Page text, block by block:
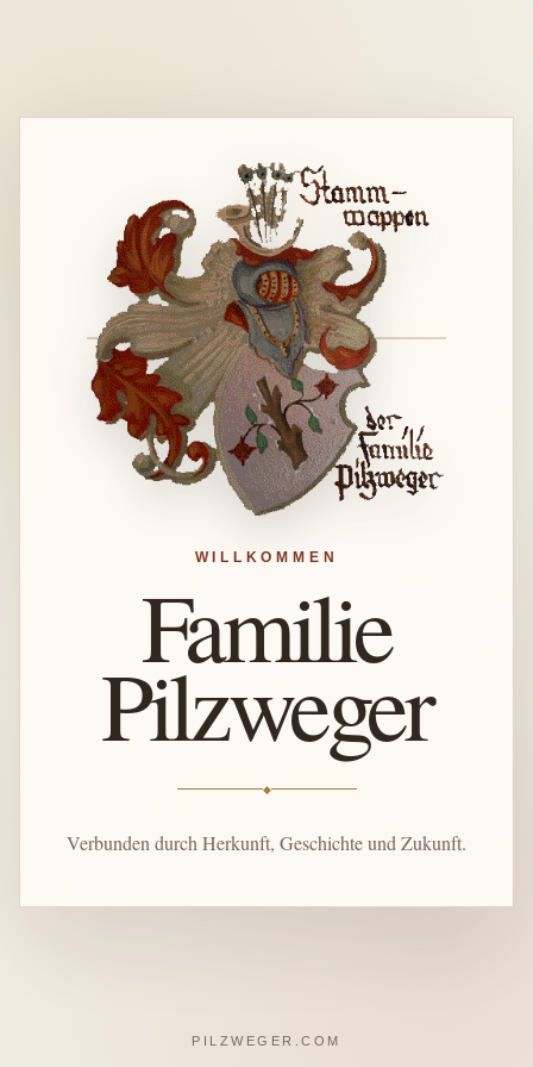
WILLKOMMEN
Familie
Pilzweger
◆
Verbunden durch Herkunft, Geschichte und Zukunft.
PILZWEGER.COM